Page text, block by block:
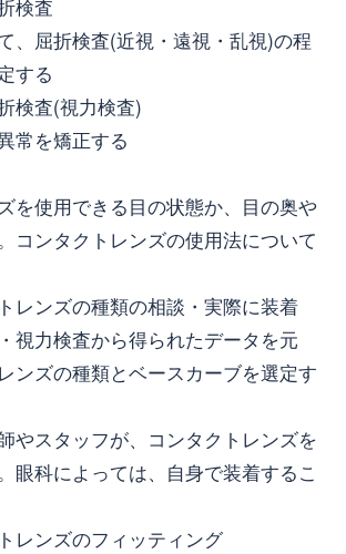
検査
、屈折検査(近視・遠視・乱視)の程
する
検査(視力検査)
常を矯正する
を使用できる目の状態か、目の奥や
コンタクトレンズの使用法について
レンズの種類の相談・実際に装着
視力検査から得られたデータを元
ンズの種類とベースカーブを選定す
やスタッフが、コンタクトレンズを
眼科によっては、自身で装着するこ
レンズのフィッティング